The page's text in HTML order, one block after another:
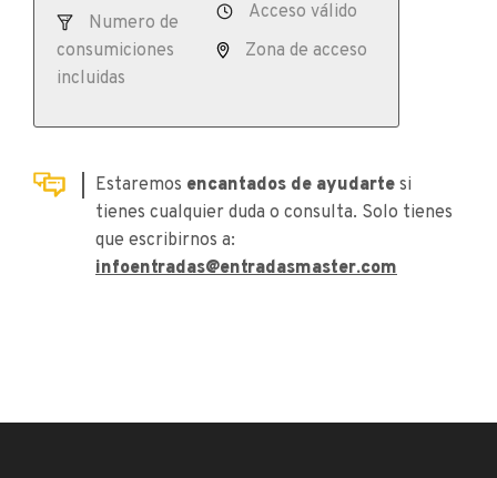
Numero de
consumiciones
incluidas
Acceso válido
Zona de acceso
Estaremos encantados de ayudarte si
tienes cualquier duda o consulta. Solo tienes
que escribirnos a:
infoentradas@entradasmaster.com